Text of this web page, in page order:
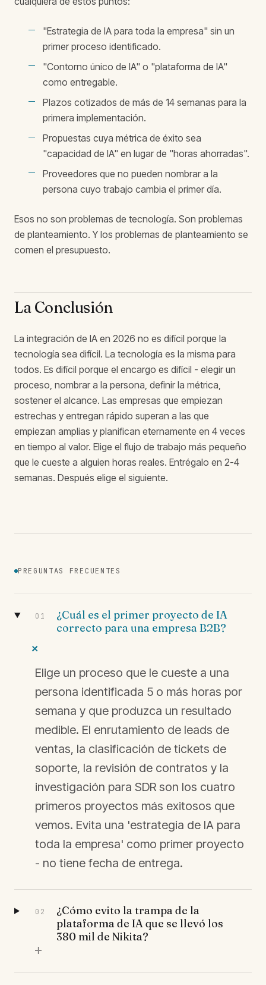
"Estrategia de IA para toda la empresa" sin un
primer proceso identificado.
"Contorno único de IA" o "plataforma de IA"
como entregable.
Plazos cotizados de más de 14 semanas para la
primera implementación.
Propuestas cuya métrica de éxito sea
"capacidad de IA" en lugar de "horas ahorradas".
Proveedores que no pueden nombrar a la
persona cuyo trabajo cambia el primer día.
Esos no son problemas de tecnología. Son problemas
de planteamiento. Y los problemas de planteamiento se
comen el presupuesto.
La Conclusión
La integración de IA en 2026 no es difícil porque la
tecnología sea difícil. La tecnología es la misma para
todos. Es difícil porque el encargo es difícil - elegir un
proceso, nombrar a la persona, definir la métrica,
sostener el alcance. Las empresas que empiezan
estrechas y entregan rápido superan a las que
empiezan amplias y planifican eternamente en 4 veces
en tiempo al valor. Elige el flujo de trabajo más pequeño
que le cueste a alguien horas reales. Entrégalo en 2-4
semanas. Después elige el siguiente.
PREGUNTAS FRECUENTES
01
¿Cuál es el primer proyecto de IA
correcto para una empresa B2B?
+
Elige un proceso que le cueste a una
persona identificada 5 o más horas por
semana y que produzca un resultado
medible. El enrutamiento de leads de
ventas, la clasificación de tickets de
soporte, la revisión de contratos y la
investigación para SDR son los cuatro
primeros proyectos más exitosos que
vemos. Evita una 'estrategia de IA para
toda la empresa' como primer proyecto
- no tiene fecha de entrega.
02
¿Cómo evito la trampa de la
plataforma de IA que se llevó los
380 mil de Nikita?
+